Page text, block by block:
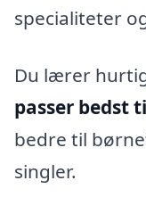
specialiteter
Du lærer
passer bedst
bedre til
singler.